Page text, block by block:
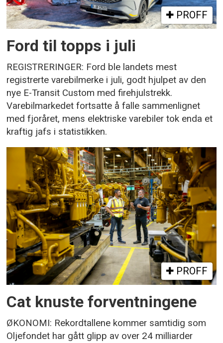
PROFF
Ford til topps i juli
REGISTRERINGER: Ford ble landets mest
registrerte varebilmerke i juli, godt hjulpet av den
nye E-Transit Custom med firehjulstrekk.
Varebilmarkedet fortsatte å falle sammenlignet
med fjoråret, mens elektriske varebiler tok enda et
kraftig jafs i statistikken.
PROFF
Cat knuste forventningene
ØKONOMI: Rekordtallene kommer samtidig som
Oljefondet har gått glipp av over 24 milliarder